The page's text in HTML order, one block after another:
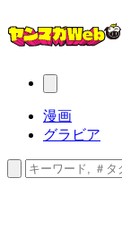
漫画
グラビア